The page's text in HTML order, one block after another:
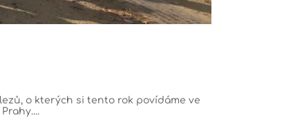
o kterých si tento rok povídáme ve